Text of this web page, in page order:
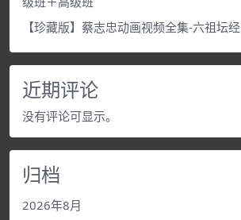
【珍藏版】蔡志忠动画视频全集-六祖坛经
近期评论
没有评论可显示。
归档
2026年8月